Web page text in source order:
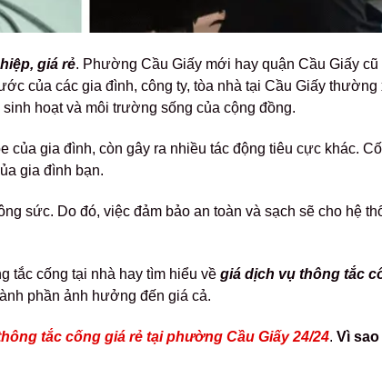
giá rẻ. Phường Cầu Giấy mới hay quận Cầu Giấy cũ
của các gia đình, công ty, tòa nhà tại Cầu Giấy
hoạt và môi trường sống của cộng đồng.
của gia đình, còn gây ra nhiều tác động tiêu cực khác.
gia đình bạn.
sức. Do đó, việc đảm bảo an toàn và sạch sẽ cho hệ
tắc cống tại nhà hay tìm hiểu về giá dịch vụ thông tắc
phần ảnh hưởng đến giá cả.
tắc cống giá rẻ tại phường Cầu Giấy 24/24. Vì